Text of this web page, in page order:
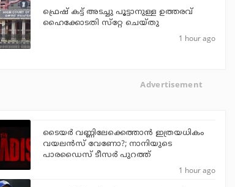
ഫ്രെഷ് കട്ട് അടച്ചു പൂട്ടാനുള്ള ഉത്തരവ്
ഹൈക്കോടതി സ്‌റ്റേ ചെയ്തു
1 hour ago
Advertisement
ടൈയര്‍ വണ്ണിലേക്കെത്താന്‍ ഇത്രയധികം
വയലന്‍സ് വേണോ?; നാനിയുടെ
പാരഡൈസ് ടീസര്‍ പുറത്ത്
1 hour ago